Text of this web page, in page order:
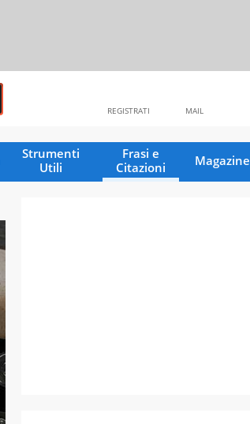
MAIL
REGISTRATI
Strumenti
Utili
Frasi e
Citazioni
Magazine